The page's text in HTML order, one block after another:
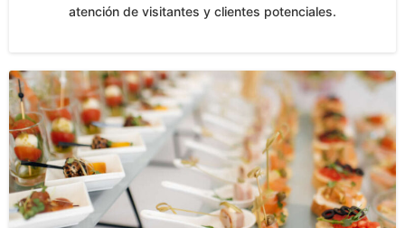
atención de visitantes y clientes potenciales.